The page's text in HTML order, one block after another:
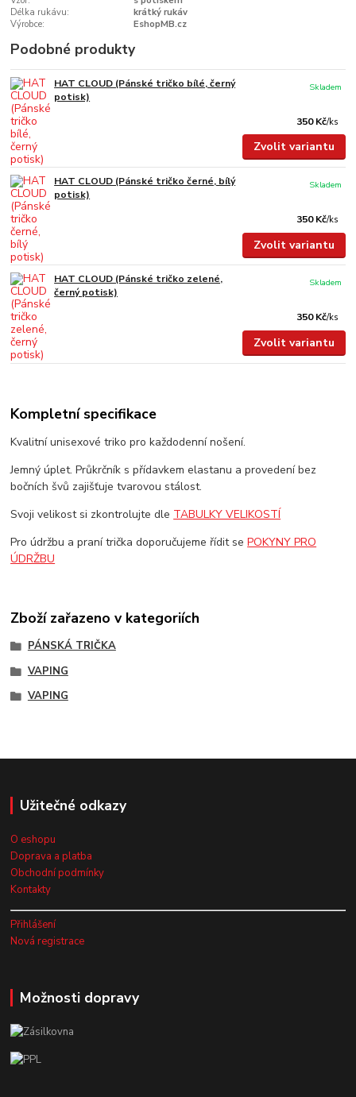
Délka rukávu:
krátký rukáv
Výrobce:
EshopMB.cz
Podobné produkty
HAT CLOUD (Pánské tričko bílé, černý
potisk)
350 Kč/ks
Skladem
Zvolit variantu
HAT CLOUD (Pánské tričko černé, bílý
potisk)
350 Kč/ks
Skladem
Zvolit variantu
HAT CLOUD (Pánské tričko zelené,
černý potisk)
350 Kč/ks
Skladem
Zvolit variantu
Kompletní specifikace
Kvalitní unisexové triko pro každodenní nošení.
Jemný úplet. Průkrčník s přídavkem elastanu a provedení bez
bočních švů zajišťuje tvarovou stálost.
Svoji velikost si zkontrolujte dle TABULKY VELIKOSTÍ
Pro údržbu a praní trička doporučujeme řídit sePOKYNY PRO
ÚDRŽBU
Zboží zařazeno v kategoriích
PÁNSKÁ TRIČKA
VAPING
VAPING
Užitečné odkazy
O eshopu
Doprava a platba
Obchodní podmínky
Kontakty
Přihlášení
Nová registrace
Možnosti dopravy